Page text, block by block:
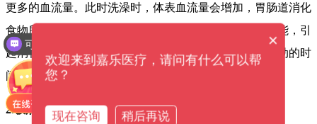
更多的血流量。此时洗澡时，体表血流量会增加，胃肠道消化
食物所需的血液供应会出现短缺，影响胃肠道的消化功能，引
起消化不良。所以饭后不能马上洗澡，要给胃消化和运动的时
间。所以建议饭后一小时洗澡，对胃最好。
2.饭后一支烟
×
欢迎来到嘉乐医疗，请问有什么可以帮
您？
现在咨询 稍后再说